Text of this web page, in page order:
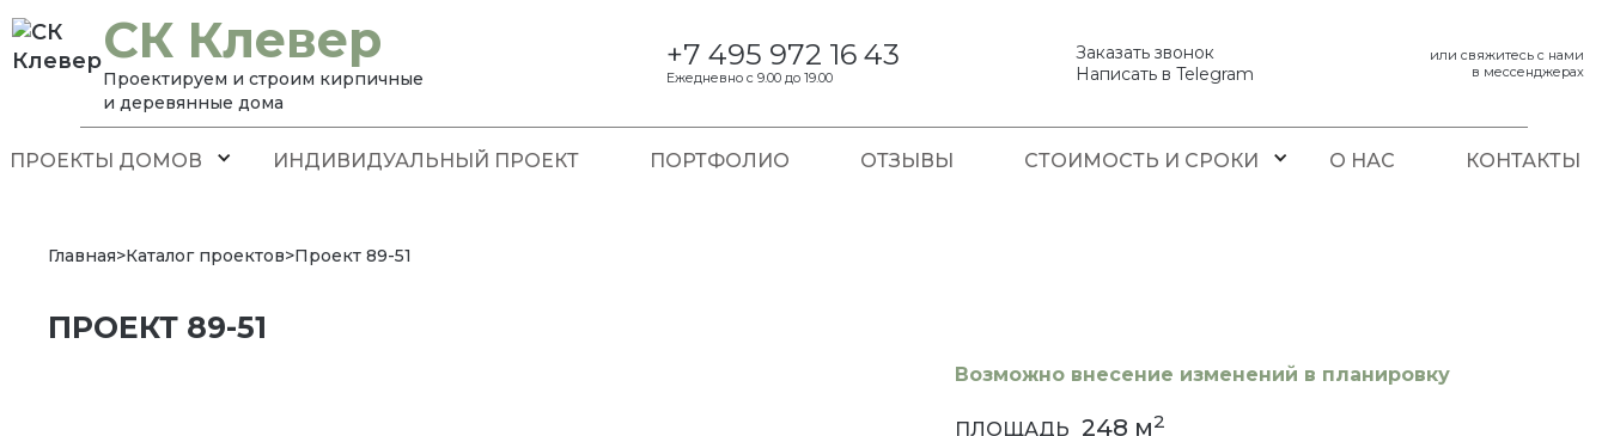
СК Клевер
Проектируем и строим кирпичные
и деревянные дома
+7 495 972 16 43
Ежедневно с 9.00 до 19.00
Заказать звонок
Написать в Telegram
или свяжитесь с нами
в мессенджерах
ПРОЕКТЫ ДОМОВ ИНДИВИДУАЛЬНЫЙ ПРОЕКТ ПОРТФОЛИО ОТЗЫВЫ СТОИМОСТЬ И СРОКИ О НАС КОНТАКТЫ
Главная>Каталог проектов>Проект 89-51
ПРОЕКТ 89-51
Возможно внесение изменений в планировку
ПЛОЩАДЬ 248 м2